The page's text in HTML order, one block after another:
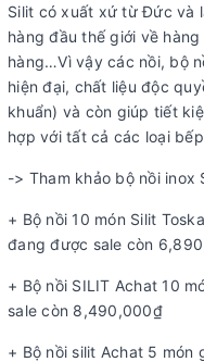
Silit có xuất xứ từ Đức và
hàng đầu thế giới về
hàng…Vì vậy các nồi, bộ
hiện đại, chất liệu độc
khuẩn) và còn giúp tiết
hợp với tất cả các loại
-> Tham khảo bộ nồi inox
+ Bộ nồi 10 món Silit
đang được sale còn
+ Bộ nồi SILIT Achat 10
sale còn 8,490,000₫
+ Bộ nồi silit Achat 5